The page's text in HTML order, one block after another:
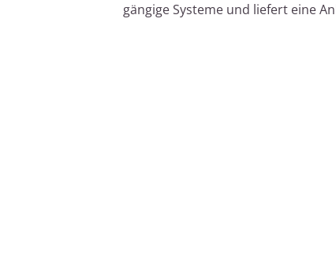
gängige Systeme und liefert eine